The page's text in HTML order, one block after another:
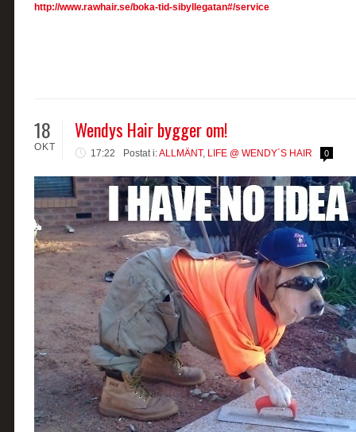
http://www.rawhair.se/boka-tid-sibyllegatan#/service
18
OKT
Wendys Hair bygger om!
17:22 Postat i:ALLMÄNT, LIFE @ WENDY´S HAIR 0